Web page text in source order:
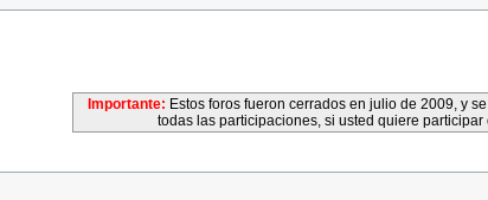
Importante: Estos foros fueron cerrados en julio de 2009, y
todas las participaciones, si usted quiere